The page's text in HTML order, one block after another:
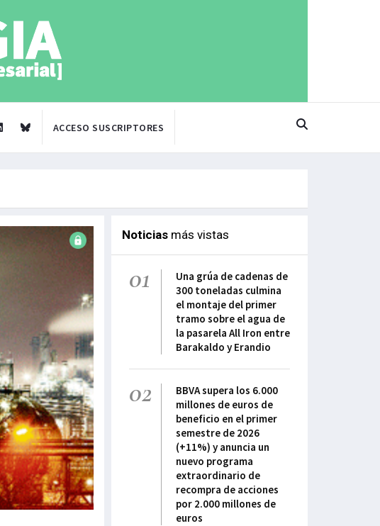
ACCESO SUSCRIPTORES
Noticiasmás vistas
01
Una grúa de cadenas de
300 toneladas culmina
el montaje del primer
tramo sobre el agua de
la pasarela All Iron entre
Barakaldo y Erandio
02
BBVA supera los 6.000
millones de euros de
beneficio en el primer
semestre de 2026
(+11%) y anuncia un
nuevo programa
extraordinario de
recompra de acciones
por 2.000 millones de
euros